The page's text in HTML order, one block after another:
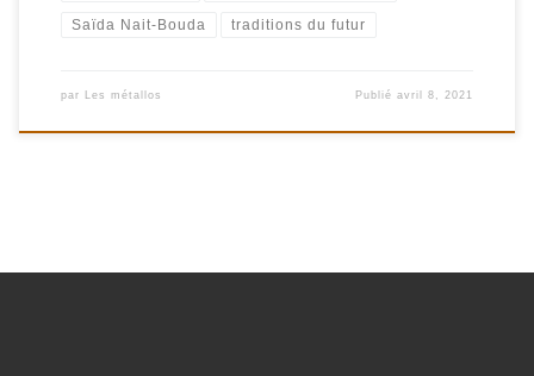
Saïda Nait-Bouda traditions du futur
par Les métallos Publiéavril 8, 2021